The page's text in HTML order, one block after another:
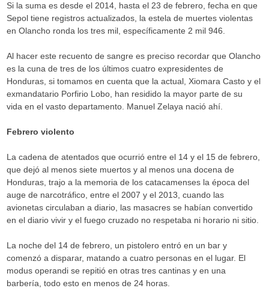
Si la suma es desde el 2014, hasta el 23 de febrero, fecha en que
Sepol tiene registros actualizados, la estela de muertes violentas
en Olancho ronda los tres mil, específicamente 2 mil 946.
Al hacer este recuento de sangre es preciso recordar que Olancho
es la cuna de tres de los últimos cuatro expresidentes de
Honduras, si tomamos en cuenta que la actual, Xiomara Casto y el
exmandatario Porfirio Lobo, han residido la mayor parte de su
vida en el vasto departamento. Manuel Zelaya nació ahí.
Febrero violento
La cadena de atentados que ocurrió entre el 14 y el 15 de febrero,
que dejó al menos siete muertos y al menos una docena de
Honduras, trajo a la memoria de los catacamenses la época del
auge de narcotráfico, entre el 2007 y el 2013, cuando las
avionetas circulaban a diario, las masacres se habían convertido
en el diario vivir y el fuego cruzado no respetaba ni horario ni sitio.
La noche del 14 de febrero, un pistolero entró en un bar y
comenzó a disparar, matando a cuatro personas en el lugar. El
modus operandi se repitió en otras tres cantinas y en una
barbería, todo esto en menos de 24 horas.